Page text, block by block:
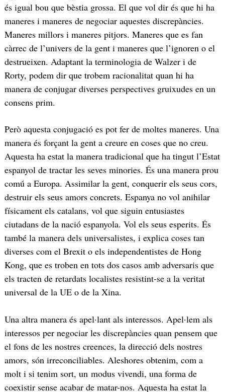
és igual bou que bèstia grossa. El que vol dir és que hi ha
maneres i maneres de negociar aquestes discrepàncies.
Maneres millors i maneres pitjors. Maneres que es fan
càrrec de l’univers de la gent i maneres que l’ignoren o el
destrueixen. Adaptant la terminologia de Walzer i de
Rorty, podem dir que trobem racionalitat quan hi ha
manera de conjugar diverses perspectives gruixudes en un
consens prim.
Però aquesta conjugació es pot fer de moltes maneres. Una
manera és forçant la gent a creure en coses que no creu.
Aquesta ha estat la manera tradicional que ha tingut l’Estat
espanyol de tractar les seves minories. És una manera prou
comú a Europa. Assimilar la gent, conquerir els seus cors,
destruir els seus amors concrets. Espanya no vol anihilar
físicament els catalans, vol que siguin entusiastes
ciutadans de la nació espanyola. Vol els seus esperits. És
també la manera dels universalistes, i explica coses tan
diverses com el Brexit o els independentistes de Hong
Kong, que es troben en tots dos casos amb adversaris que
els tracten de retardats localistes resistint-se a la veritat
universal de la UE o de la Xina.
Una altra manera és apel·lant als interessos. Apel·lem als
interessos per negociar les discrepàncies quan pensem que
el fons de les nostres creences, la direcció dels nostres
amors, són irreconciliables. Aleshores obtenim, com a
molt i si tenim sort, un modus vivendi, una forma de
coexistir sense acabar de matar-nos. Aquesta ha estat la